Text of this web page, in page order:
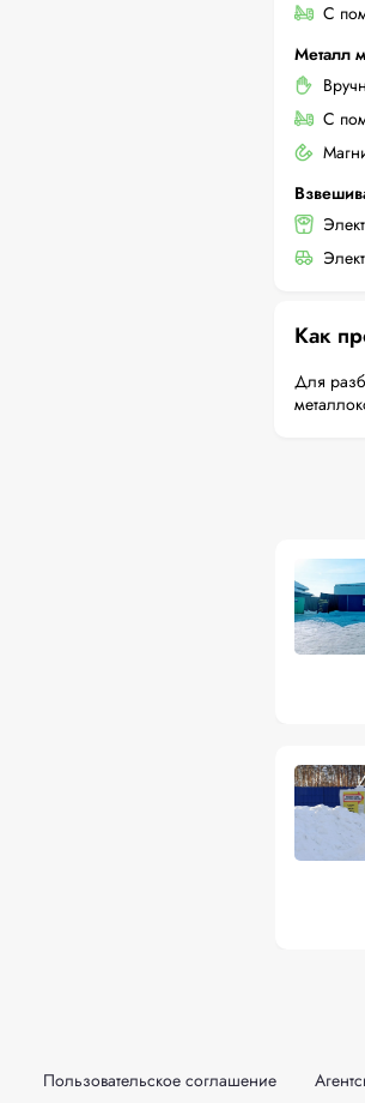
С
Металл
С
Как
Для
Пользовательское соглашение